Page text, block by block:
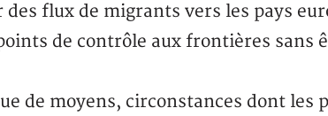
des flux de migrants vers les pays
de contrôle aux frontières sans
de moyens, circonstances dont les